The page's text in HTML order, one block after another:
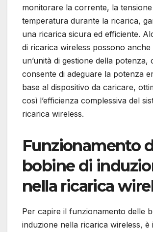
monitorare la corrente, la
temperatura durante la ricarica,
una ricarica sicura ed efficiente.
di ricarica wireless possono anche
un’unità di gestione della potenza,
consente di adeguare la potenza
base al dispositivo da caricare,
così l’efficienza complessiva del
ricarica wireless.
Funzionamento
bobine di
nella ricarica
Per capire il funzionamento delle
induzione nella ricarica wireless, è